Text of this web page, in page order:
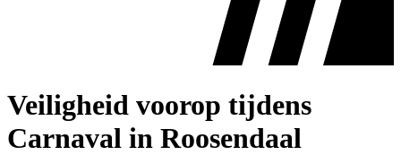
Veiligheid voorop tijdens
Carnaval in Roosendaal